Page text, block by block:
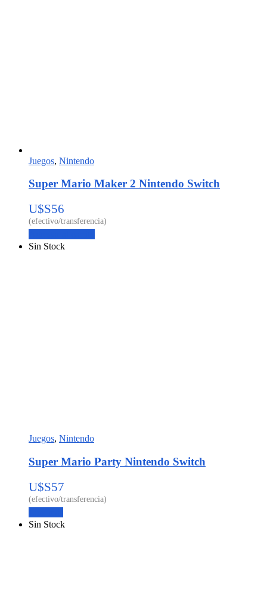
Juegos, Nintendo
Super Mario Maker 2 Nintendo Switch
U$S56
Sin Stock
Juegos, Nintendo
Super Mario Party Nintendo Switch
U$S57
Sin Stock